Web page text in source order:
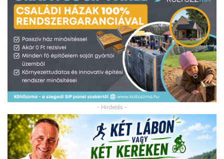
- Hirdetés -